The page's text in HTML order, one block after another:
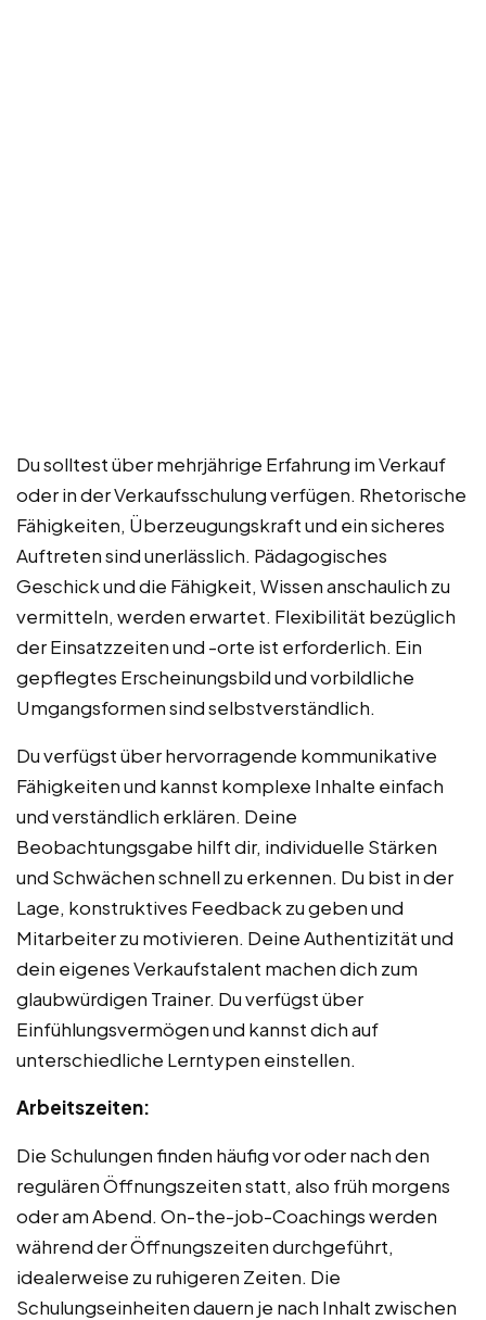
Du solltest über mehrjährige Erfahrung im Verkauf
oder in der Verkaufsschulung verfügen. Rhetorische
Fähigkeiten, Überzeugungskraft und ein sicheres
Auftreten sind unerlässlich. Pädagogisches
Geschick und die Fähigkeit, Wissen anschaulich zu
vermitteln, werden erwartet. Flexibilität bezüglich
der Einsatzzeiten und -orte ist erforderlich. Ein
gepflegtes Erscheinungsbild und vorbildliche
Umgangsformen sind selbstverständlich.
Du verfügst über hervorragende kommunikative
Fähigkeiten und kannst komplexe Inhalte einfach
und verständlich erklären. Deine
Beobachtungsgabe hilft dir, individuelle Stärken
und Schwächen schnell zu erkennen. Du bist in der
Lage, konstruktives Feedback zu geben und
Mitarbeiter zu motivieren. Deine Authentizität und
dein eigenes Verkaufstalent machen dich zum
glaubwürdigen Trainer. Du verfügst über
Einfühlungsvermögen und kannst dich auf
unterschiedliche Lerntypen einstellen.
Arbeitszeiten:
Die Schulungen finden häufig vor oder nach den
regulären Öffnungszeiten statt, also früh morgens
oder am Abend. On-the-job-Coachings werden
während der Öffnungszeiten durchgeführt,
idealerweise zu ruhigeren Zeiten. Die
Schulungseinheiten dauern je nach Inhalt zwischen